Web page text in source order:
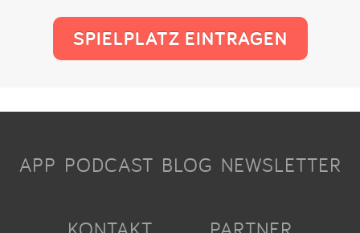
SPIELPLATZ EINTRAGEN
APP PODCAST BLOG NEWSLETTER